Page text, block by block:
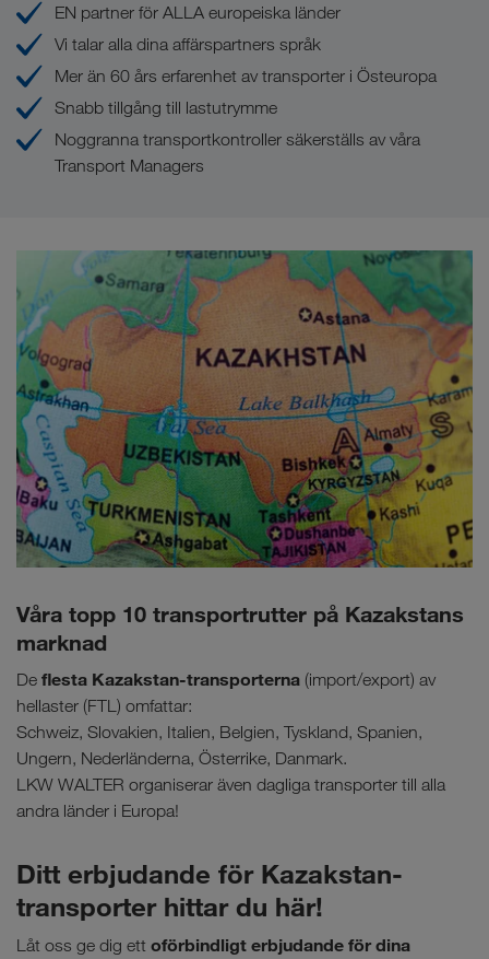
EN partner för ALLA europeiska länder
Vi talar alla dina affärspartners språk
Mer än 60 års erfarenhet av transporter i Östeuropa
Snabb tillgång till lastutrymme
Noggranna transportkontroller säkerställs av våra
Transport Managers
Våra topp 10 transportrutter på Kazakstans
marknad
De flesta Kazakstan-transporterna (import/export) av
hellaster (FTL) omfattar:
Schweiz, Slovakien, Italien, Belgien, Tyskland, Spanien,
Ungern, Nederländerna, Österrike, Danmark.
LKW WALTER organiserar även dagliga transporter till alla
andra länder i Europa!
Ditt erbjudande för Kazakstan-
transporter hittar du här!
Låt oss ge dig ett oförbindligt erbjudande för dina